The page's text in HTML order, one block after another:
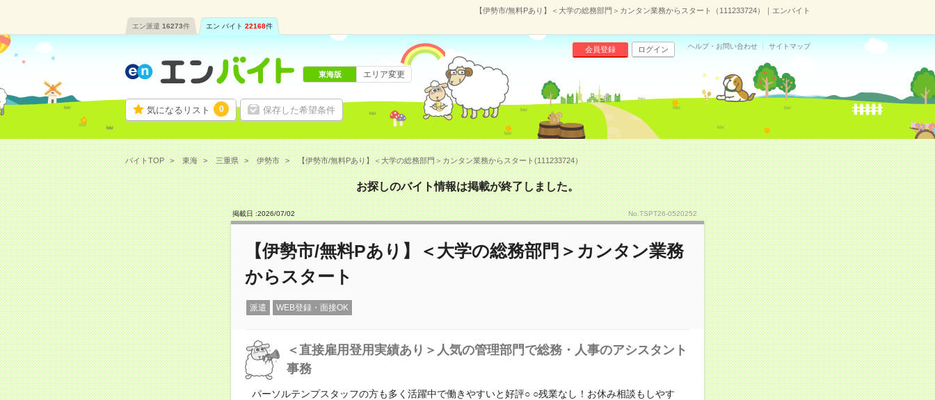
【伊勢市/無料Pあり】＜大学の総務部門＞カンタン業務からスタート（111233724）｜エンバイト
エン派遣 16273件 エン バイト 22168件
気になるリスト 0 保存した希望条件
会員登録 ログイン ヘルプ・お問い合わせ サイトマップ
東海版 エリア変更
バイトTOP 東海 三重県 伊勢市 【伊勢市/無料Pあり】＜大学の総務部門＞カンタン業務からスタート(111233724）
お探しのバイト情報は掲載が終了しました。
掲載日 :2026/07/02 No.TSPT26-0520252
【伊勢市/無料Pあり】＜大学の総務部門＞カンタン業務
からスタート
派遣 WEB登録・面接OK
＜直接雇用登用実績あり＞人気の管理部門で総務・人事のアシスタント
事務
パーソルテンプスタッフの方も多く活躍中で働きやすいと好評○ ○残業なし！お休み相談もしやす